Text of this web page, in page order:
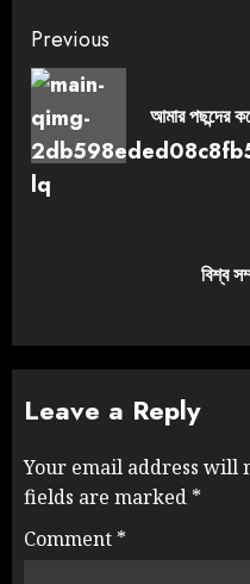
Previous
আমার পছন্দের
বিশ্ব
Leave a Reply
Your email address will
fields are marked *
Comment *